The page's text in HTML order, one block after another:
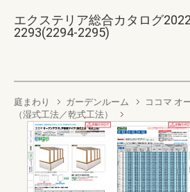
エクステリア総合カタログ
2293(2294-2295)
庭まわり ガーデンルーム
ココマ オ
（湿式工法／乾式工法）